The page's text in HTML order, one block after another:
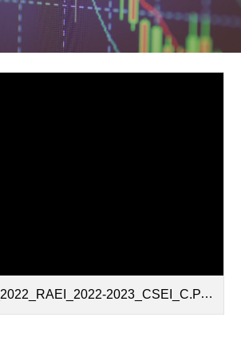
2023_CSEI_C.PAUNESCU_RECAS.pdf